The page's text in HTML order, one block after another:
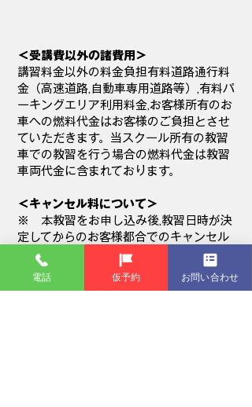
＜受講費以外の諸費用＞
講習料金以外の料金負担有料道路通行料
金（高速道路,自動車専用道路等）,有料パ
ーキングエリア利用料金,お客様所有のお
車への燃料代金はお客様のご負担とさせ
ていただきます。当スクール所有の教習
車での教習を行う場合の燃料代金は教習
車両代金に含まれております。
＜キャンセル料について＞
※ 本教習をお申し込み後,教習日時が決
定してからのお客様都合でのキャンセル
につきましてはキャンセル料が発生いた
します。
電話 仮予約 お問い合わせ